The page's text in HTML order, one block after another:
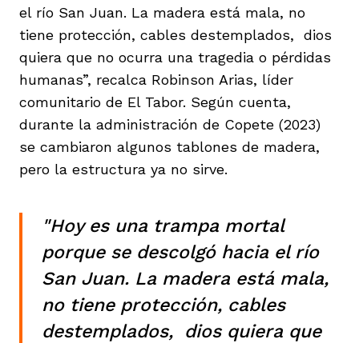
el río San Juan. La madera está mala, no
tiene protección, cables destemplados, dios
quiera que no ocurra una tragedia o pérdidas
humanas”, recalca Robinson Arias, líder
comunitario de El Tabor. Según cuenta,
durante la administración de Copete (2023)
se cambiaron algunos tablones de madera,
pero la estructura ya no sirve.
"Hoy es una trampa mortal
porque se descolgó hacia el río
San Juan. La madera está mala,
no tiene protección, cables
destemplados, dios quiera que